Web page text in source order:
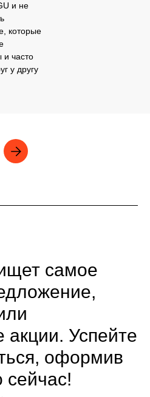
и не
которые
и часто
у другу
самое
Успейте
оформив
сейчас!